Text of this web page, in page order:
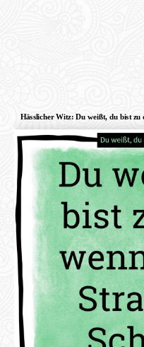
Hässlicher Witz: Du weißt, du bist zu